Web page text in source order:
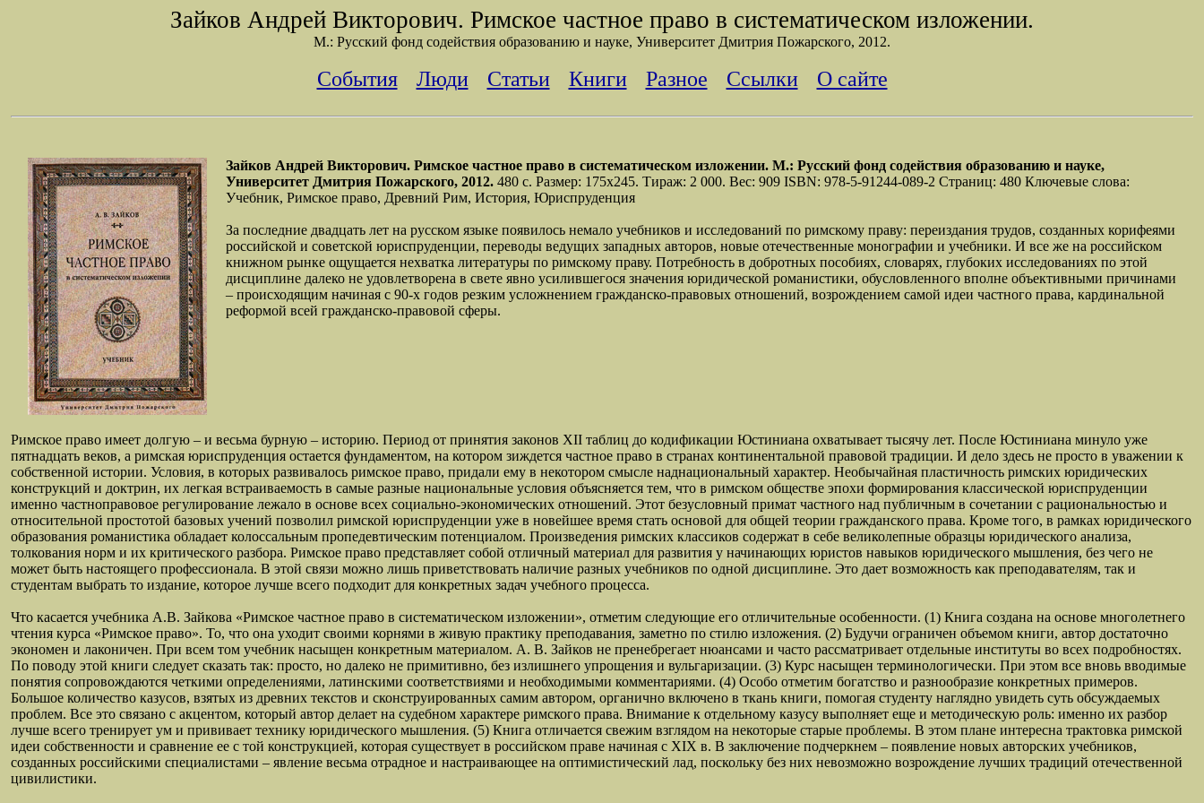
Зайков Андрей Викторович. Римское частное право в систематическом изложении.
М.: Русский фонд содействия образованию и науке, Университет Дмитрия Пожарского, 2012.
События Люди Статьи Книги Разное Ссылки О сайте
Зайков Андрей Викторович. Римское частное право в систематическом изложении. М.: Русский фонд содействия образованию и науке,
Университет Дмитрия Пожарского, 2012. 480 с. Размер: 175х245. Тираж: 2 000. Вес: 909 ISBN: 978-5-91244-089-2 Страниц: 480 Ключевые слова:
Учебник, Римское право, Древний Рим, История, Юриспруденция
За последние двадцать лет на русском языке появилось немало учебников и исследований по римскому праву: переиздания трудов, созданных корифеями
российской и советской юриспруденции, переводы ведущих западных авторов, новые отечественные монографии и учебники. И все же на российском
книжном рынке ощущается нехватка литературы по римскому праву. Потребность в добротных пособиях, словарях, глубоких исследованиях по этой
дисциплине далеко не удовлетворена в свете явно усилившегося значения юридической романистики, обусловленного вполне объективными причинами
– происходящим начиная с 90-х годов резким усложнением гражданско-правовых отношений, возрождением самой идеи частного права, кардинальной
реформой всей гражданско-правовой сферы.
Римское право имеет долгую – и весьма бурную – историю. Период от принятия законов XII таблиц до кодификации Юстиниана охватывает тысячу лет. После Юстиниана минуло уже
пятнадцать веков, а римская юриспруденция остается фундаментом, на котором зиждется частное право в странах континентальной правовой традиции. И дело здесь не просто в уважении к
собственной истории. Условия, в которых развивалось римское право, придали ему в некотором смысле наднациональный характер. Необычайная пластичность римских юридических
конструкций и доктрин, их легкая встраиваемость в самые разные национальные условия объясняется тем, что в римском обществе эпохи формирования классической юриспруденции
именно частноправовое регулирование лежало в основе всех социально-экономических отношений. Этот безусловный примат частного над публичным в сочетании с рациональностью и
относительной простотой базовых учений позволил римской юриспруденции уже в новейшее время стать основой для общей теории гражданского права. Кроме того, в рамках юридического
образования романистика обладает колоссальным пропедевтическим потенциалом. Произведения римских классиков содержат в себе великолепные образцы юридического анализа,
толкования норм и их критического разбора. Римское право представляет собой отличный материал для развития у начинающих юристов навыков юридического мышления, без чего не
может быть настоящего профессионала. В этой связи можно лишь приветствовать наличие разных учебников по одной дисциплине. Это дает возможность как преподавателям, так и
студентам выбрать то издание, которое лучше всего подходит для конкретных задач учебного процесса.
Что касается учебника А.В. Зайкова «Римское частное право в систематическом изложении», отметим следующие его отличительные особенности. (1) Книга создана на основе многолетнего
чтения курса «Римское право». То, что она уходит своими корнями в живую практику преподавания, заметно по стилю изложения. (2) Будучи ограничен объемом книги, автор достаточно
экономен и лаконичен. При всем том учебник насыщен конкретным материалом. А. В. Зайков не пренебрегает нюансами и часто рассматривает отдельные институты во всех подробностях.
По поводу этой книги следует сказать так: просто, но далеко не примитивно, без излишнего упрощения и вульгаризации. (3) Курс насыщен терминологически. При этом все вновь вводимые
понятия сопровождаются четкими определениями, латинскими соответствиями и необходимыми комментариями. (4) Особо отметим богатство и разнообразие конкретных примеров.
Большое количество казусов, взятых из древних текстов и сконструированных самим автором, органично включено в ткань книги, помогая студенту наглядно увидеть суть обсуждаемых
проблем. Все это связано с акцентом, который автор делает на судебном характере римского права. Внимание к отдельному казусу выполняет еще и методическую роль: именно их разбор
лучше всего тренирует ум и прививает технику юридического мышления. (5) Книга отличается свежим взглядом на некоторые старые проблемы. В этом плане интересна трактовка римской
идеи собственности и сравнение ее с той конструкцией, которая существует в российском праве начиная с XIX в. В заключение подчеркнем – появление новых авторских учебников,
созданных российскими специалистами – явление весьма отрадное и настраивающее на оптимистический лад, поскольку без них невозможно возрождение лучших традиций отечественной
цивилистики.